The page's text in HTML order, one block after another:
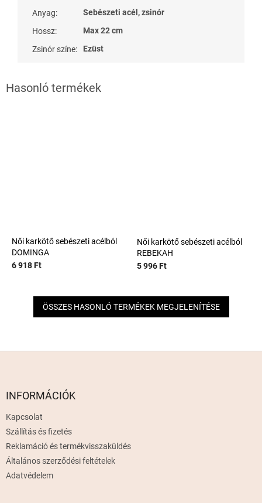
Anyag:
Sebészeti acél, zsinór
Hossz:
Max 22 cm
Zsinór színe: Ezüst
Női karkötő sebészeti acélból
DOMINGA
6 918 Ft
Női karkötő sebészeti acélból
REBEKAH
5 996 Ft
ÖSSZES HASONLÓ TERMÉKEK MEGJELENÍTÉSE
INFORMÁCIÓK
Kapcsolat
Szállítás és fizetés
Reklamáció és termékvisszaküldés
Általános szerződési feltételek
Adatvédelem